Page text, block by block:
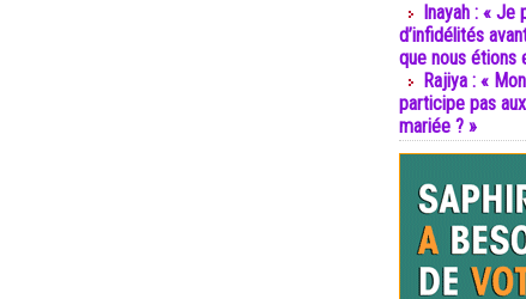
Inayah : « Je
d’infidélités
que nous étions
Rajiya : «
participe pas
mariée ? »